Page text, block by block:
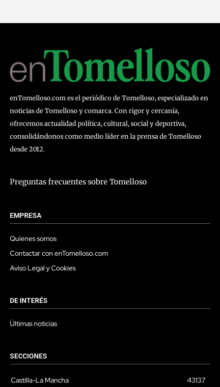
enTomelloso.com es el periódico de Tomelloso, especializado en
noticias de Tomelloso y comarca. Con rigor y cercanía,
ofrecemos actualidad política, cultural, social y deportiva,
consolidándonos como medio líder en la prensa de Tomelloso
desde 2012.
Preguntas frecuentes sobre Tomelloso
EMPRESA
Quienes somos
Contactar con enTomelloso.com
Aviso Legal y Cookies
DE INTERÉS
Últimas noticias
SECCIONES
Castilla-La Mancha 43137